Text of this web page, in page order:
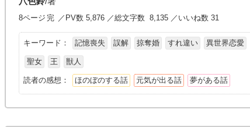
8ページ 完 ／PV数 5,876 ／総文字数 8,135 ／いいね数 31
キーワード： 記憶喪失 誤解 掠奪婚 すれ違い 異世界恋愛
聖女 王 獣人
読者の感想： ほのぼのする話 元気が出る話 夢がある話